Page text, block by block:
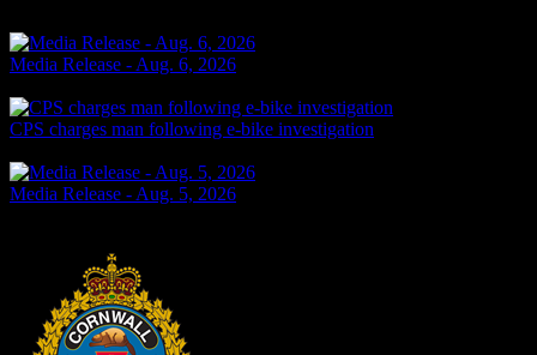
Media Release - Aug. 6, 2026
CPS charges man following e-bike investigation
Media Release - Aug. 5, 2026